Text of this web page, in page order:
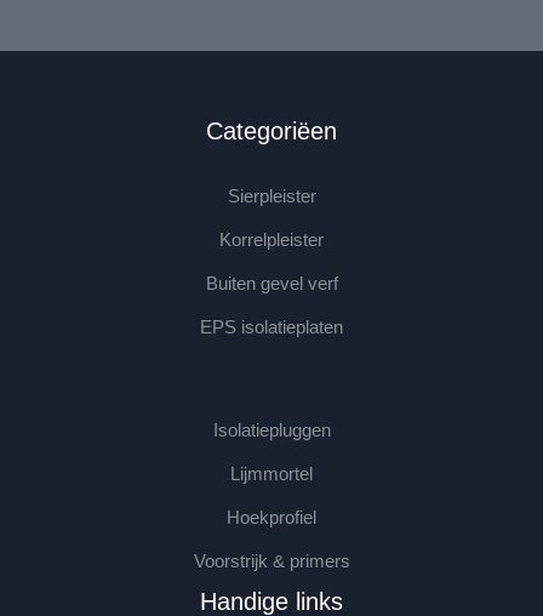
Categoriëen
Sierpleister
Korrelpleister
Buiten gevel verf
EPS isolatieplaten
Isolatiepluggen
Lijmmortel
Hoekprofiel
Voorstrijk & primers
Handige links